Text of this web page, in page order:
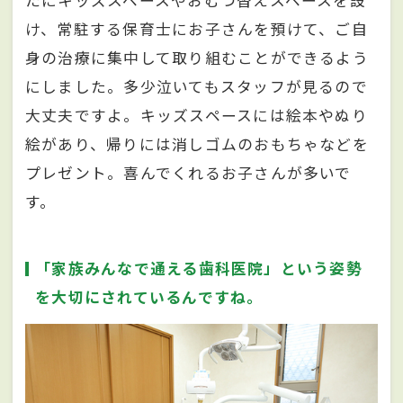
け、常駐する保育士にお子さんを預けて、ご自
身の治療に集中して取り組むことができるよう
にしました。多少泣いてもスタッフが見るので
大丈夫ですよ。キッズスペースには絵本やぬり
絵があり、帰りには消しゴムのおもちゃなどを
プレゼント。喜んでくれるお子さんが多いで
す。
「家族みんなで通える歯科医院」という姿勢
を大切にされているんですね。